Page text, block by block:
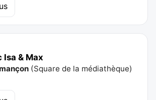
Isa & Max
(Square de la médiathèque)